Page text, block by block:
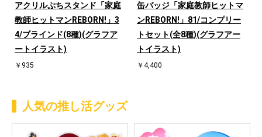
アクリルぷちスタンド「家庭
教師ヒットマンREBORN!」3
4/ブラインド(8種)(グラフア
ートイラスト)
￥935
缶バッジ「家庭教師ヒットマ
ンREBORN!」81/コンプリー
トセット(全8種)(グラフアー
トイラスト)
￥4,400
人気の推し活グッズ